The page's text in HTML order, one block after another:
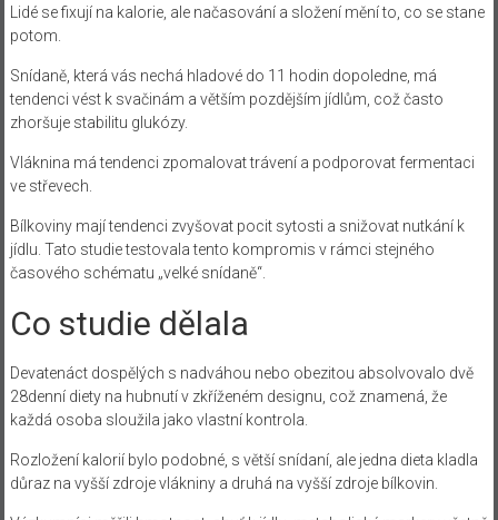
Lidé se fixují na kalorie, ale načasování a složení mění to, co se stane
potom.
Snídaně, která vás nechá hladové do 11 hodin dopoledne, má
tendenci vést k svačinám a větším pozdějším jídlům, což často
zhoršuje stabilitu glukózy.
Vláknina má tendenci zpomalovat trávení a podporovat fermentaci
ve střevech.
Bílkoviny mají tendenci zvyšovat pocit sytosti a snižovat nutkání k
jídlu. Tato studie testovala tento kompromis v rámci stejného
časového schématu „velké snídaně“.
Co studie dělala
Devatenáct dospělých s nadváhou nebo obezitou absolvovalo dvě
28denní diety na hubnutí v zkříženém designu, což znamená, že
každá osoba sloužila jako vlastní kontrola.
Rozložení kalorií bylo podobné, s větší snídaní, ale jedna dieta kladla
důraz na vyšší zdroje vlákniny a druhá na vyšší zdroje bílkovin.